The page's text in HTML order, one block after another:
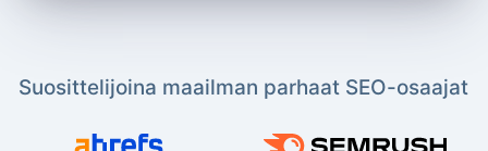
Suosittelijoina maailman parhaat SEO-osaajat